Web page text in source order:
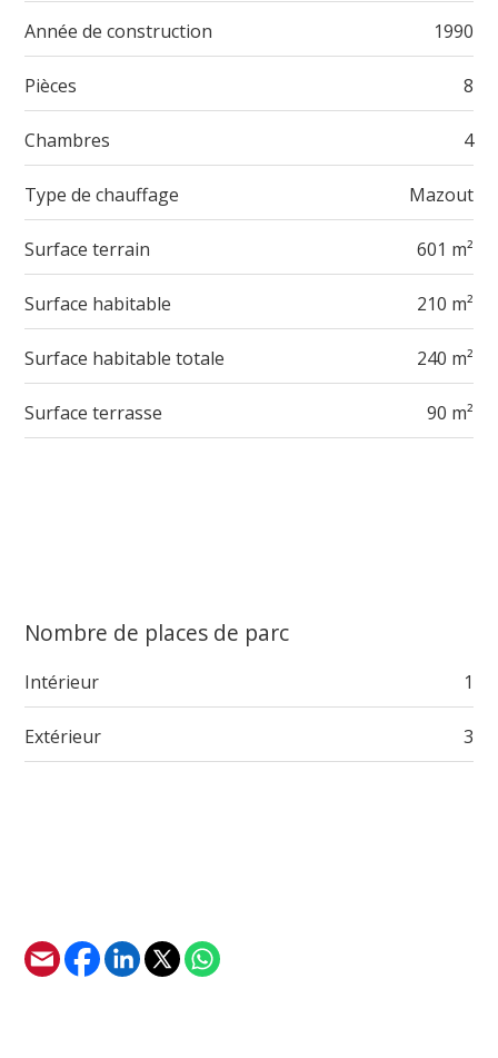
Année de construction 1990
Pièces 8
Chambres 4
Type de chauffage Mazout
Surface terrain 601 m²
Surface habitable 210 m²
Surface habitable totale 240 m²
Surface terrasse 90 m²
Nombre de places de parc
Intérieur 1
Extérieur 3